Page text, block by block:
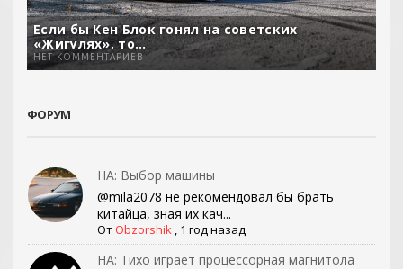
Если бы Кен Блок гонял на советских
«Жигулях», то…
НЕТ КОММЕНТАРИЕВ
ФОРУМ
НА: Выбор машины
@mila2078 не рекомендовал бы брать
китайца, зная их кач...
От Obzorshik , 1 год назад
НА: Тихо играет процессорная магнитола